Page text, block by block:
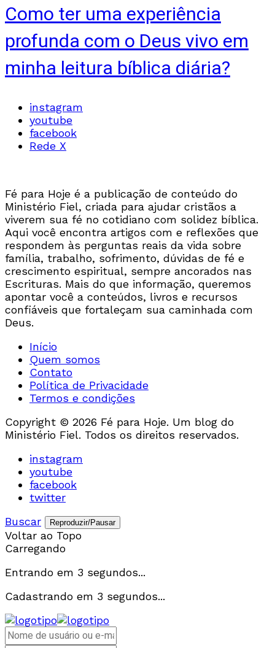
Como ter uma experiência
profunda com o Deus vivo em
minha leitura bíblica diária?
instagram
youtube
facebook
Rede X
Fé para Hoje é a publicação de conteúdo do
Ministério Fiel, criada para ajudar cristãos a
viverem sua fé no cotidiano com solidez bíblica.
Aqui você encontra artigos com e reflexões que
respondem às perguntas reais da vida sobre
família, trabalho, sofrimento, dúvidas de fé e
crescimento espiritual, sempre ancorados nas
Escrituras. Mais do que informação, queremos
apontar você a conteúdos, livros e recursos
confiáveis que fortaleçam sua caminhada com
Deus.
Início
Quem somos
Contato
Política de Privacidade
Termos e condições
Copyright © 2026 Fé para Hoje. Um blog do
Ministério Fiel. Todos os direitos reservados.
instagram
youtube
facebook
twitter
Buscar
Reproduzir/Pausar
Voltar ao Topo
Carregando
Entrando em 3 segundos...
Cadastrando em 3 segundos...